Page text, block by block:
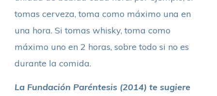
tomas cerveza, toma como máximo una en
una hora. Si tomas whisky, toma como
máximo uno en 2 horas, sobre todo si no es
durante la comida.
La Fundación Paréntesis (2014) te sugiere